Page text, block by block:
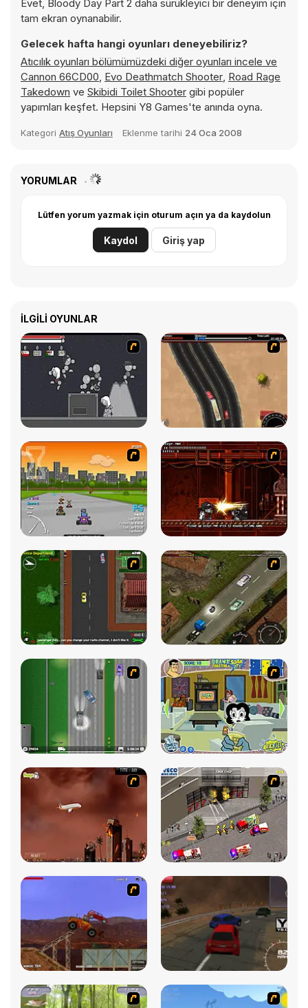
Evet, Bloody Day Part 2 daha sürükleyici bir deneyim için
tam ekran oynanabilir.
Gelecek hafta hangi oyunları deneyebiliriz?
Atıcılık oyunları bölümümüzdeki diğer oyunları incele ve
Cannon 66CD00, Evo Deathmatch Shooter, Road Rage
Takedown ve Skibidi Toilet Shooter gibi popüler
yapımları keşfet. Hepsini Y8 Games'te anında oyna.
Kategori Atış Oyunları Eklenme tarihi 24 Oca 2008
YORUMLAR
Lütfen yorum yazmak için oturum açın ya da kaydolun
Kaydol Giriş yap
İLGILI OYUNLAR